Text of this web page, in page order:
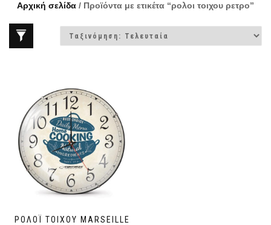
Αρχική σελίδα / Προϊόντα με ετικέτα “ρολοι τοιχου ρετρο”
ΡΟΛΌΙ ΤΟΊΧΟΥ MARSEILLE